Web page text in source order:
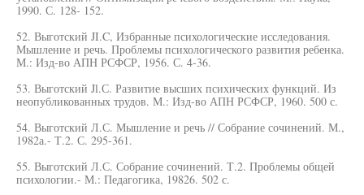
1990. С. 128- 152.
52. Выготский JI.C, Избранные психологические исследования.
Мышление и речь. Проблемы психологического развития ребенка.
М.: Изд-во АПН РСФСР, 1956. С. 4-36.
53. Выготский Jl.С. Развитие высших психических функций. Из
неопубликованных трудов. М.: Изд-во АПН РСФСР, 1960. 500 с.
54. Выготский Л.С. Мышление и речь // Собрание сочинений. М.,
1982а.- Т.2. С. 295-361.
55. Выготский Л.С. Собрание сочинений. Т.2. Проблемы общей
психологии.- М.: Педагогика, 19826. 502 с.